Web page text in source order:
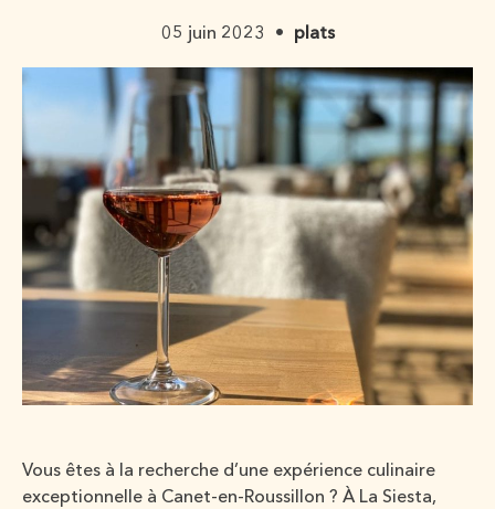
05 juin 2023 plats
Vous êtes à la recherche d’une expérience culinaire
exceptionnelle à Canet-en-Roussillon ? À La Siesta,